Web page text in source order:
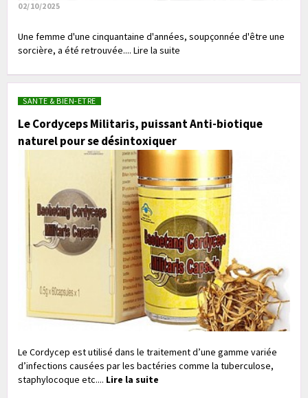
02/10/2025
Une femme d'une cinquantaine d'années, soupçonnée d'être une
sorcière, a été retrouvée.... Lire la suite
SANTE & BIEN-ETRE
Le Cordyceps Militaris, puissant Anti-biotique
naturel pour se désintoxiquer
Le Cordycep est utilisé dans le traitement d’une gamme variée
d’infections causées par les bactéries comme la tuberculose,
staphylocoque etc.... Lire la suite